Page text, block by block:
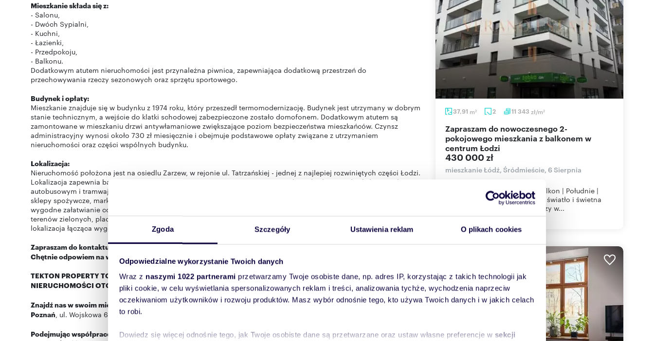
Zgoda Szczegóły Ustawienia reklam O plikach cookies
Odpowiedzialne wykorzystanie Twoich danych
Wraz z naszymi 1022 partnerami przetwarzamy Twoje osobiste dane, np. adres IP, korzystając z takich technologii jak
pliki cookie, w celu wyświetlania spersonalizowanych reklam i treści, analizowania tychże, wychodzenia naprzeciw
oczekiwaniom użytkowników i rozwoju produktów. Masz wybór odnośnie tego, kto używa Twoich danych i w jakich celach
to robi.
Dowiedz się więcej odnośnie tego, jak Twoje osobiste dane są przetwarzane oraz ustaw własne preferencje w sekcji
Mieszkanie składa się z:
- Salonu,
- Dwóch Sypialni,
- Kuchni,
- Łazienki,
- Przedpokoju,
- Balkonu.
Dodatkowym atutem nieruchomości jest przynależna piwnica, zapewniająca dodatkową przestrzeń do
przechowywania rzeczy sezonowych oraz sprzętu sportowego.
Budynek i opłaty:
Mieszkanie znajduje się w budynku z 1974 roku, który przeszedł termomodernizację. Budynek jest utrzymany w dobrym
stanie technicznym, a wejście do klatki schodowej zabezpieczone zostało domofonem. Dodatkowym atutem są
zamontowane w mieszkaniu drzwi antywłamaniowe zwiększające poziom bezpieczeństwa mieszkańców. Czynsz
administracyjny wynosi około 730 zł miesięcznie i obejmuje podstawowe opłaty związane z utrzymaniem
nieruchomości oraz części wspólnych budynku.
Lokalizacja:
Nieruchomość położona jest na osiedlu Zarzew, w rejonie ul. Tatrzańskiej - jednej z najlepiej rozwiniętych części Łodzi.
Lokalizacja zapewnia bardzo dobrą komunikację z centrum miasta oraz pozostałymi dzielnicami dzięki licznym liniom
autobusowym i tramwajowym znajdującym się w niewielkiej odległości od budynku. W najbliższej okolicy dostępne są
sklepy spożywcze, markety, apteki, przychodnie, szkoły, przedszkola oraz liczne punkty usługowe, co pozwala na
wygodne załatwianie codziennych spraw bez konieczności dalszych dojazdów. Dodatkowym atutem jest bliskość
terenów zielonych, placów zabaw oraz miejsc rekreacyjnych sprzyjających spacerom i aktywnemu wypoczynkowi. To
lokalizacja łącząca wygodę życia w mieście z komfortem spokojnego otoczenia.
Zapraszam do kontaktu w celu uzyskania dodatkowych informacji oraz umówienia prezentacji nieruchomości.
Chętnie odpowiem na wszystkie pytania i zaprezentuję mieszkanie podczas indywidualnego spotkania.
TEKTON PROPERTY TO NAJLEPSZE BIURO NIERUCHOMOŚCI W POLSCE WG KONKURSU LIDER
NIERUCHOMOŚCI OTODOM 2020.
Znajdź nas w swoim mieście: Gdańsk,ul. Chmielna 10- Warszawa,Plac Dąbrowskiego 1/311- Kraków,ul. Józefitów 7/4 -
Poznań, ul. Wojskowa 6/D6 - Łódź
Podejmując współpracę z przedstawicielami Tekton Property zyskujesz:
37,91 m2 2 11 343 zł/m2
Zapraszam do nowoczesnego 2-
pokojowego mieszkania z balkonem w
centrum Łodzi
430 000 zł
mieszkanie Łódź, Śródmieście, 6 Sierpnia
Murapol Agosto | 2 pokoje | Balkon | Południe |
Centrum ŁodziNowoczesność, światło i świetna
lokalizacja – to mieszkanie łączy w...